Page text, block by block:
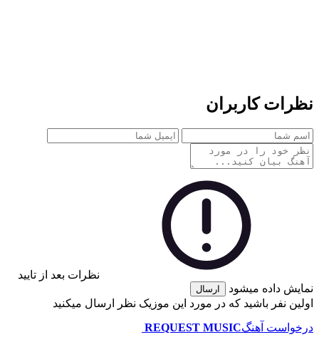
نظرات کاربران
نظرات بعد از تایید
نمایش داده میشود
ارسال
اولین نفر باشید که در مورد این موزیک نظر ارسال میکنید
درخواست آهنگREQUEST MUSIC